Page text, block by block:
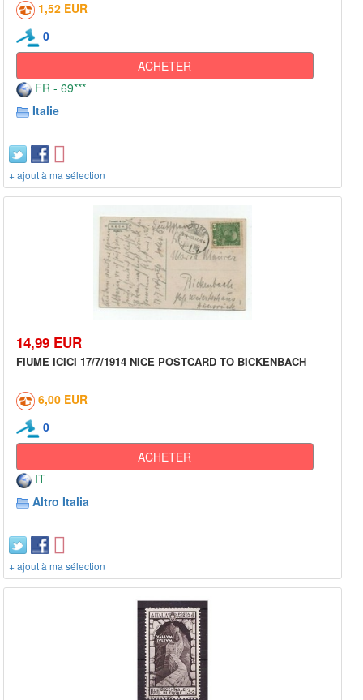
1,52 EUR
0
ACHETER
FR - 69***
Italie
+ ajout à ma sélection
14,99 EUR
FIUME ICICI 17/7/1914 NICE POSTCARD TO BICKENBACH
6,00 EUR
0
ACHETER
IT
Altro Italia
+ ajout à ma sélection